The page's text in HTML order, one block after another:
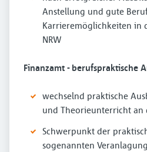
Anstellung und gute
Karrieremöglichkeiten in
NRW
Finanzamt - berufspraktische
wechselnd praktische
und Theorieunterricht an
Schwerpunkt der
sogenannten